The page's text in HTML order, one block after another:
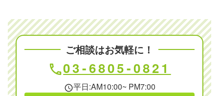
ご相談はお気軽に！
phone03-6805-0821
schedule平日:AM10:00~ PM7:00